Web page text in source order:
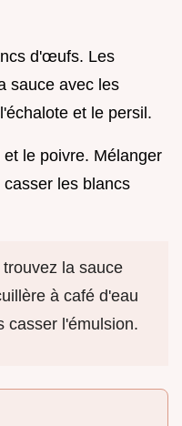
d'œufs. Les
sauce avec les
et le persil.
le poivre. Mélanger
les blancs
trouvez la sauce
à café d'eau
casser l'émulsion.